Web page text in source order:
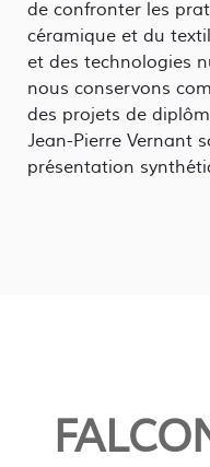
de confronter les
céramique et du
et des technologies
nous conservons
des projets de
Jean-Pierre Vernant
présentation